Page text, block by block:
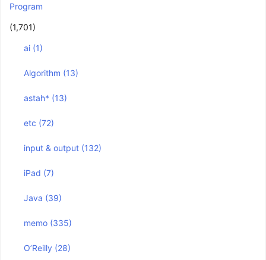
Program
(1,701)
ai (1)
Algorithm (13)
astah* (13)
etc (72)
input & output (132)
iPad (7)
Java (39)
memo (335)
O’Reilly (28)